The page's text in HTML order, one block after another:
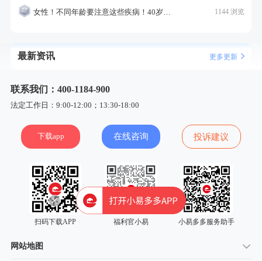
女性！不同年龄要注意这些疾病！40岁的这个疾病最需要注意！ 1144 浏览
最新资讯 更多更新
联系我们：400-1184-900
法定工作日：9:00-12:00；13:30-18:00
下载app 在线咨询 投诉建议
扫码下载APP 福利官小易 小易多多服务助手
网站地图